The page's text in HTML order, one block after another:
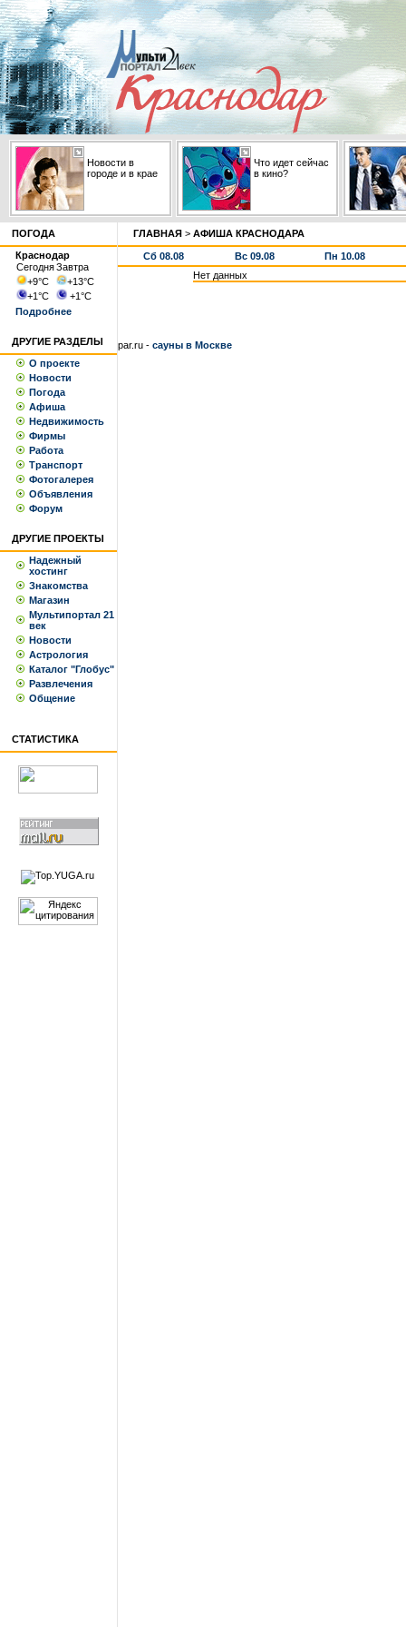
Новости в
городе и в крае
Что идет сейчас
в кино?
ПОГОДА
Краснодар
СегодняЗавтра
+9°С +13°С
+1°С +1°С
Подробнее
ДРУГИЕ РАЗДЕЛЫ
О проекте
Новости
Погода
Афиша
Недвижимость
Фирмы
Работа
Транспорт
Фотогалерея
Объявления
Форум
ДРУГИЕ ПРОЕКТЫ
Надежный
хостинг
Знакомства
Магазин
Мультипортал 21
век
Новости
Астрология
Каталог "Глобус"
Развлечения
Общение
СТАТИСТИКА
ГЛАВНАЯ > АФИША КРАСНОДАРА
Сб 08.08 Вс 09.08
Пн 10.08
Нет данных
par.ru - сауны в Москве